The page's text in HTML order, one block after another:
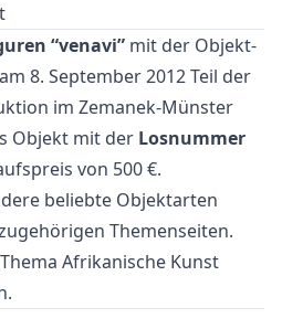
“venavi” mit der Objekt-
8. September 2012 Teil der
im Zemanek-Münster
Objekt mit der Losnummer
von 500 €.
beliebte Objektarten
Themenseiten.
Afrikanische Kunst